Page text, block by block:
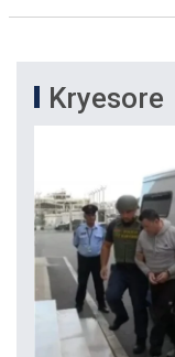
Kryesore